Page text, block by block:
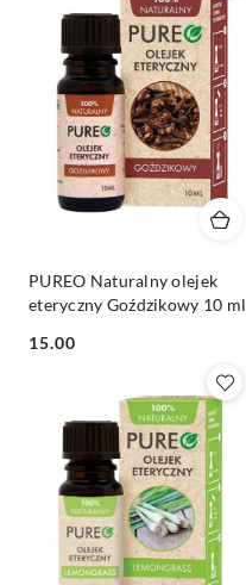
PUREO Naturalny olejek
eteryczny Goździkowy 10 ml
Cena:
15.00